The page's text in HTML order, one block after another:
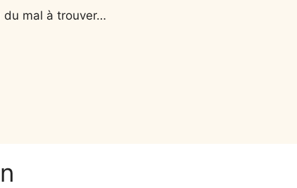
du mal à trouver…